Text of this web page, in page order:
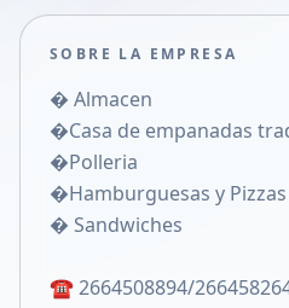
Compartir en X
SOBRE LA EMPRESA
� Almacen
�Casa de empanadas
�Polleria
�Hamburguesas y Pizzas
� Sandwiches
☎️ 2664508894/